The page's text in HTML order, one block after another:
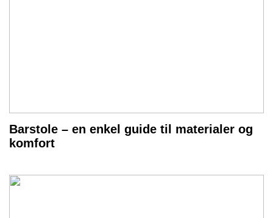
Barstole – en enkel guide til materialer og
komfort